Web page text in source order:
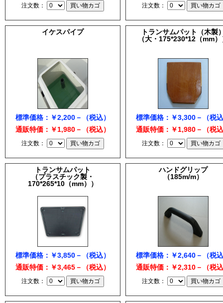
注文数： 注文数：
イケスパイプ
標準価格：￥2,200－（税込）
通販特価：￥1,980－（税込）
注文数：
トランサムパット（木製
（大・175*230*12（mm
標準価格：￥3,300－（税
通販特価：￥1,980－（税
注文数：
トランサムパット
（プラスチック製・
170*265*10（mm））
標準価格：￥3,850－（税込）
通販特価：￥3,465－（税込）
注文数：
ハンドグリップ
（185m/m）
標準価格：￥2,640－（税
通販特価：￥2,310－（税
注文数：